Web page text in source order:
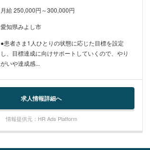
月給 250,000円～300,000円
愛知県みよし市
●患者さま1人ひとりの状態に応じた目標を設定
し、目標達成に向けサポートしていくので、やり
がいや達成感...
求人情報詳細へ
情報提供元：HR Ads Platform